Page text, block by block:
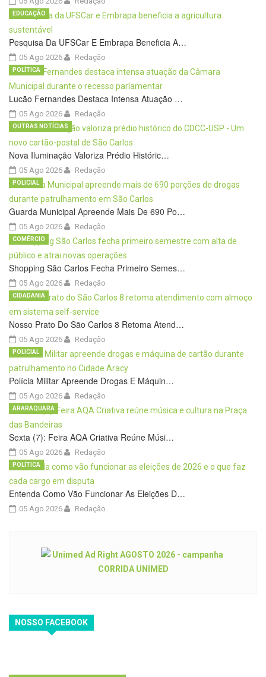
Pesquisa Da UFSCar E Embrapa Beneficia A…
05 Ago 2026
EDUCAÇÃO
Redação
Lucão Fernandes Destaca Intensa Atuação …
05 Ago 2026
POLÍTICA
Redação
Nova Iluminação Valoriza Prédio Históric…
05 Ago 2026
OUTRAS NOTÍCIAS
Redação
Guarda Municipal Apreende Mais De 690 Po…
05 Ago 2026
POLICIAL
Redação
Shopping São Carlos Fecha Primeiro Semes…
05 Ago 2026
COMÉRCIO
Redação
Nosso Prato Do São Carlos 8 Retoma Atend…
05 Ago 2026
CIDADANIA
Redação
Polícia Militar Apreende Drogas E Máquin…
05 Ago 2026
POLICIAL
Redação
Sexta (7): Feira AQA Criativa Reúne Músi…
05 Ago 2026
ARARAQUARA
Redação
Entenda Como Vão Funcionar As Eleições D…
05 Ago 2026
POLÍTICA
Redação
NOSSO FACEBOOK